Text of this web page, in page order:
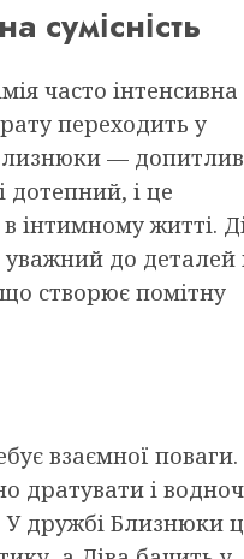
сумісність
часто
переходить у
—
дотепний, і це
в інтимному житті.
до деталей
створює помітну
взаємної поваги.
дратувати і
дружбі Близнюки